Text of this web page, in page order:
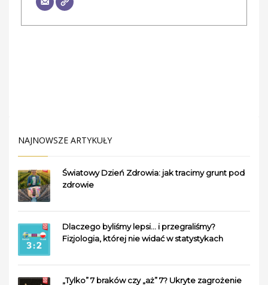
NAJNOWSZE ARTYKUŁY
Światowy Dzień Zdrowia: jak tracimy grunt pod
zdrowie
Dlaczego byliśmy lepsi… i przegraliśmy?
Fizjologia, której nie widać w statystykach
„Tylko” 7 braków czy „aż” 7? Ukryte zagrożenie